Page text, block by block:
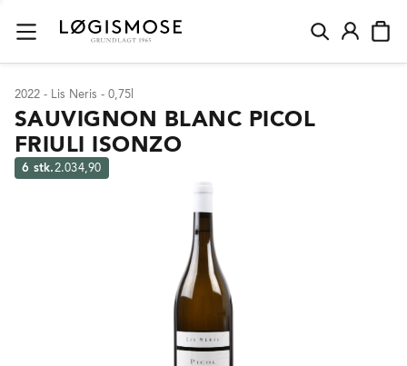
2022 - Lis Neris - 0,75l
SAUVIGNON BLANC PICOL
FRIULI ISONZO
6 stk.2.034,90